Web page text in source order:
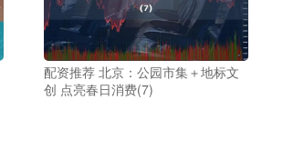
配资推荐 北京：公园市集＋地标文
创 点亮春日消费(7)